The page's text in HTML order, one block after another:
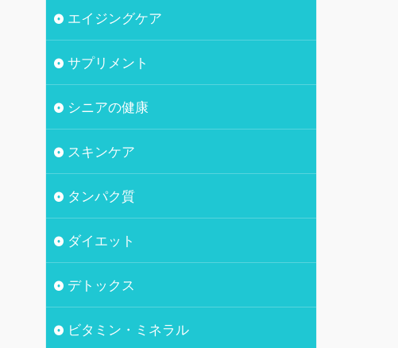
エイジングケア
サプリメント
シニアの健康
スキンケア
タンパク質
ダイエット
デトックス
ビタミン・ミネラル